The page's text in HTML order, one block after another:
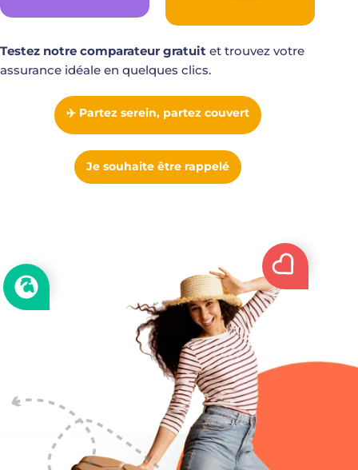
Testez notre comparateur gratuit et trouvez votre
assurance idéale en quelques clics.
✈️ Partez serein, partez couvert
Je souhaite être rappelé